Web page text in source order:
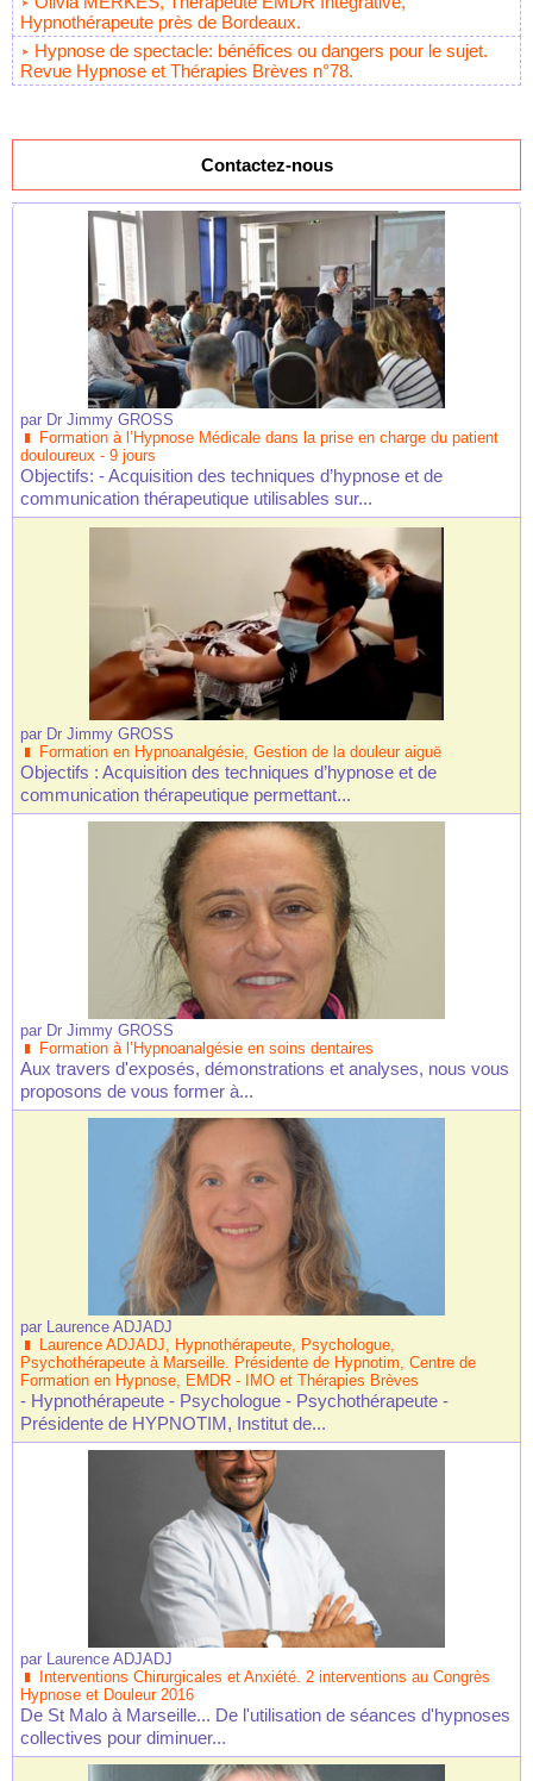
Hypnothérapeute près de Bordeaux.
Hypnose de spectacle: bénéfices ou dangers pour le sujet.
Revue Hypnose et Thérapies Brèves n°78.
Contactez-nous
par Dr Jimmy GROSS
Formation à l’Hypnose Médicale dans la prise en charge du patient
douloureux - 9 jours
Objectifs: - Acquisition des techniques d’hypnose et de
communication thérapeutique utilisables sur...
par Dr Jimmy GROSS
Formation en Hypnoanalgésie, Gestion de la douleur aiguë
Objectifs : Acquisition des techniques d’hypnose et de
communication thérapeutique permettant...
par Dr Jimmy GROSS
Formation à l’Hypnoanalgésie en soins dentaires
Aux travers d'exposés, démonstrations et analyses, nous vous
proposons de vous former à...
par Laurence ADJADJ
Laurence ADJADJ, Hypnothérapeute, Psychologue,
Psychothérapeute à Marseille. Présidente de Hypnotim, Centre de
Formation en Hypnose, EMDR - IMO et Thérapies Brèves
- Hypnothérapeute - Psychologue - Psychothérapeute -
Présidente de HYPNOTIM, Institut de...
par Laurence ADJADJ
Interventions Chirurgicales et Anxiété. 2 interventions au Congrès
Hypnose et Douleur 2016
De St Malo à Marseille... De l'utilisation de séances d'hypnoses
collectives pour diminuer...